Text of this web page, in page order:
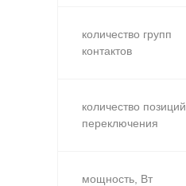
количество групп
контактов
количество позиций
переключения
мощность, Вт